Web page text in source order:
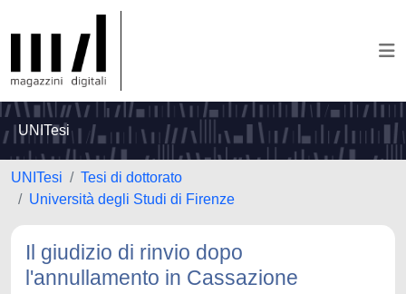
UNITesi
UNITesi
Tesi di dottorato
Università degli Studi di Firenze
Il giudizio di rinvio dopo
l'annullamento in Cassazione